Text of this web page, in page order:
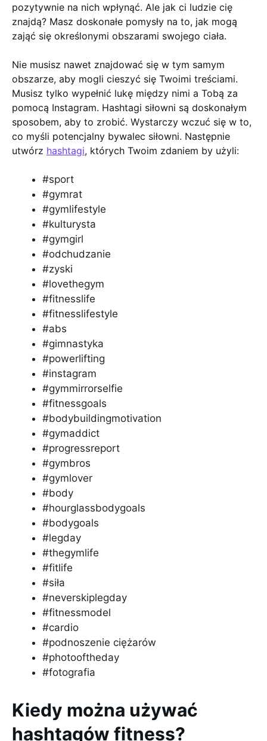
pozytywnie na nich wpłynąć. Ale jak ci ludzie cię
znajdą? Masz doskonałe pomysły na to, jak mogą
zająć się określonymi obszarami swojego ciała.
Nie musisz nawet znajdować się w tym samym
obszarze, aby mogli cieszyć się Twoimi treściami.
Musisz tylko wypełnić lukę między nimi a Tobą za
pomocą Instagram. Hashtagi siłowni są doskonałym
sposobem, aby to zrobić. Wystarczy wczuć się w to,
co myśli potencjalny bywalec siłowni. Następnie
utwórz hashtagi, których Twoim zdaniem by użyli:
#sport
#gymrat
#gymlifestyle
#kulturysta
#gymgirl
#odchudzanie
#zyski
#lovethegym
#fitnesslife
#fitnesslifestyle
#abs
#gimnastyka
#powerlifting
#instagram
#gymmirrorselfie
#fitnessgoals
#bodybuildingmotivation
#gymaddict
#progressreport
#gymbros
#gymlover
#body
#hourglassbodygoals
#bodygoals
#legday
#thegymlife
#fitlife
#siła
#neverskiplegday
#fitnessmodel
#cardio
#podnoszenie ciężarów
#photooftheday
#fotografia
Kiedy można używać
hashtagów fitness?